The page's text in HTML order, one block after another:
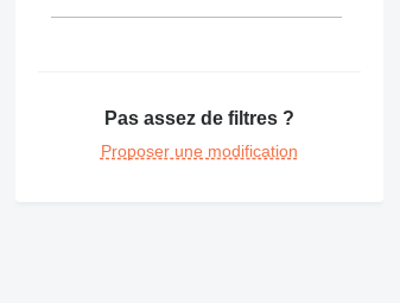
Pas assez de filtres ?
Proposer une modification